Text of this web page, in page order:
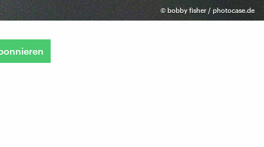
©bobby fisher / photocase.de